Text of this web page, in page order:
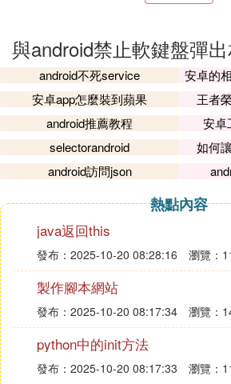
|adjustResize". . . >
在這設置的值(除
fied"以外)將覆蓋在主題中設置的值
方法三
把頂級的layout替換成ScrollView,
out上面再加一層ScrollView。這
入框一起滾動了,軟鍵盤會一直處
代碼可控性方法
1、主界面布局文件
2、自定義LinearLayoutView
該組件可實現根據軟鍵盤的彈出/
某些區域,這是問題解決最關鍵部
① 重寫onSizeChanged方法
該方法是View生命周期的方法,當
時調用,如豎屏橫屏切換、軟鍵盤
與android禁止軟鍵盤彈
android不死service
安卓的
安卓app怎麼裝到蘋果
王者
android推薦教程
安卓
selectorandroid
如何
android訪問json
熱點內容
java返回this
發布：2025-10-20 08:28:16 瀏覽：
製作腳本網站
發布：2025-10-20 08:17:34 瀏覽：
python中的init方法
發布：2025-10-20 08:17:33 瀏覽：